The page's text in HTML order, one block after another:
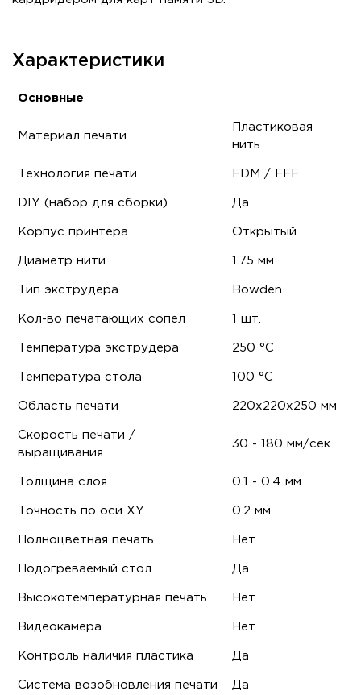
Характеристики
Основные
Материал печати
Пластиковая
нить
Технология печати FDM / FFF
DIY (набор для сборки) Да
Корпус принтера Открытый
Диаметр нити 1.75 мм
Тип экструдера Bowden
Кол-во печатающих сопел 1 шт.
Температура экструдера 250 °C
Температура стола 100 °C
Область печати 220x220x250 мм
Скорость печати /
выращивания
30 - 180 мм/сек
Толщина слоя 0.1 - 0.4 мм
Точность по оси XY 0.2 мм
Полноцветная печать Нет
Подогреваемый стол Да
Высокотемпературная печать Нет
Видеокамера Нет
Контроль наличия пластика Да
Система возобновления печати Да